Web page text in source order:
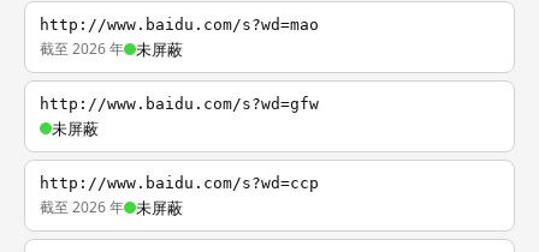
http://www.baidu.com/s?wd=mao
截至 2026 年 未屏蔽
http://www.baidu.com/s?wd=gfw
未屏蔽
http://www.baidu.com/s?wd=ccp
截至 2026 年 未屏蔽